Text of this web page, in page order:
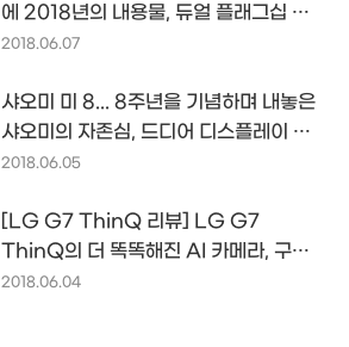
에 2018년의 내용물, 듀얼 플래그십 전
략(?)을 바라보며 드는 생각...
2018.06.07
샤오미 미 8... 8주년을 기념하며 내놓은
샤오미의 자존심, 드디어 디스플레이 지
문 인식까지 품었다...
2018.06.05
[LG G7 ThinQ 리뷰] LG G7
ThinQ의 더 똑똑해진 AI 카메라, 구글
렌즈
2018.06.04